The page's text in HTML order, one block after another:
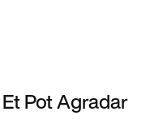
Pot Agradar